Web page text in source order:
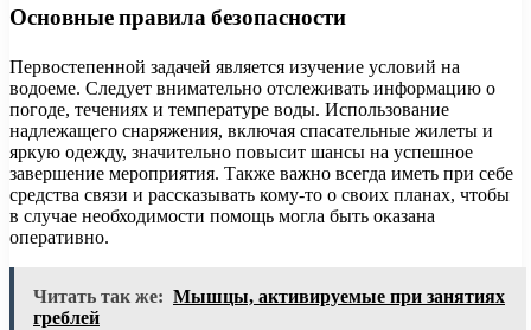
Основные правила безопасности
Первостепенной задачей является изучение условий на
водоеме. Следует внимательно отслеживать информацию о
погоде, течениях и температуре воды. Использование
надлежащего снаряжения, включая спасательные жилеты и
яркую одежду, значительно повысит шансы на успешное
завершение мероприятия. Также важно всегда иметь при себе
средства связи и рассказывать кому-то о своих планах, чтобы
в случае необходимости помощь могла быть оказана
оперативно.
Читать так же: Мышцы, активируемые при занятиях
греблей